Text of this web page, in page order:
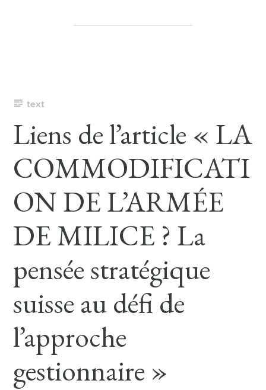
text
Liens de l’article « LA
COMMODIFICATI
ON DE L’ARMÉE
DE MILICE ? La
pensée stratégique
suisse au défi de
l’approche
gestionnaire »